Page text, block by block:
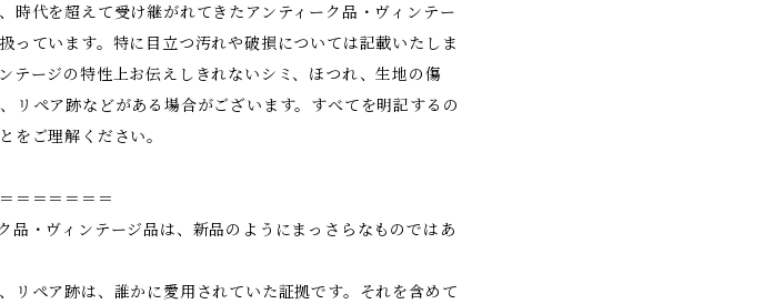
時代を超えて受け継がれてきたアンティーク品・ヴィンテー
っています。特に目立つ汚れや破損については記載いたしま
テージの特性上お伝えしきれないシミ、ほつれ、生地の傷
リペア跡などがある場合がございます。すべてを明記するの
をご理解ください。
＝＝＝＝＝＝
品・ヴィンテージ品は、新品のようにまっさらなものではあ
リペア跡は、誰かに愛用されていた証拠です。それを含めて